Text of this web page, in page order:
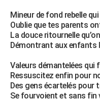
COPAINS D'AVANT
S'inscrire
Se connecter
Lycées
Collèges
Primaires
Universités
Entreprises
Service militaire
Avis de recherche
AVIS DE DÉCÈS
Bricolage
Lifestyle
Culture
Sport
Auto
Television
Voyage
Cinema
Mineur de fond rebelle
Oublie que tes parents
La douce ritournelle
Démontrant aux enfants
Valeurs démantelées qui
Ressuscitez enfin pour
Des gens écartelés pour
Se fourvoient et sans fin